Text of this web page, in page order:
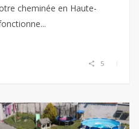
cheminée en Haute-
5